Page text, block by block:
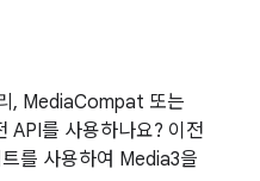
, MediaCompat 또는
를 사용하나요? 이전
를 사용하여 Media3을